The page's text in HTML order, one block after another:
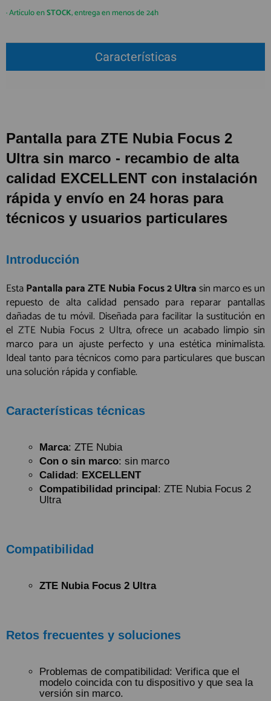
GUÍA DE COMPRA
(+34)912 477 744
info@preciosadictos.com
REGISTRO PROFESIONAL
· Artículo enSTOCK, entrega en menos de 24h
Características
Pantalla para ZTE Nubia Focus 2
Ultra sin marco - recambio de alta
calidad EXCELLENT con instalación
rápida y envío en 24 horas para
técnicos y usuarios particulares
Introducción
EstaPantalla para ZTE Nubia Focus 2 Ultrasin marco es un
repuesto de alta calidad pensado para reparar pantallas
dañadas de tu móvil. Diseñada para facilitar la sustitución en
el ZTE Nubia Focus 2 Ultra, ofrece un acabado limpio sin
marco para un ajuste perfecto y una estética minimalista.
Ideal tanto para técnicos como para particulares que buscan
una solución rápida y confiable.
Características técnicas
Marca: ZTE Nubia
Con o sin marco: sin marco
Calidad: EXCELLENT
Compatibilidad principal: ZTE Nubia Focus 2
Ultra
Compatibilidad
ZTE Nubia Focus 2 Ultra
Retos frecuentes y soluciones
Problemas de compatibilidad: Verifica que el
modelo coincida con tu dispositivo y que sea la
versión sin marco.